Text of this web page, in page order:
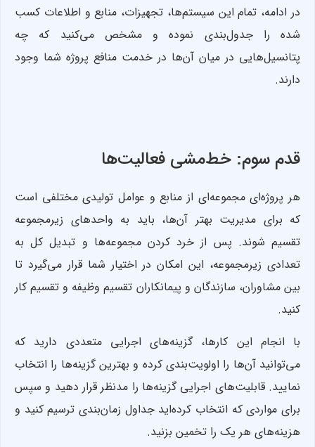
در ادامه، تمام این سیستم‌ها، تجهیزات، منابع و اطلاعات کسب
شده را جدول‌بندی نموده و مشخص می‌کنید که چه
پتانسیل‌هایی در میان آن‌ها در خدمت منافع پروژه شما وجود
دارند.
قدم سوم: خط‌مشی فعالیت‌ها
هر پروژه‌ای مجموعه‌ای از منابع و عوامل تولیدی مختلفی است
که برای مدیریت بهتر آن‌ها، باید به واحدهای زیرمجموعه
تقسیم شوند. پس از خرد کردن مجموعه‌ها و تبدیل کل به
تعدادی زیرمجموعه، این امکان در اختیار شما قرار می‌گیرد تا
بین مشاوران، سازندگان و پیمانکاران تقسیم وظیفه و تقسیم کار
کنید.
با انجام این کارها، گزینه‌های اجرایی متعددی دارید که
می‌توانید آن‌ها را اولویت‌بندی کرده و بهترین گزینه‌ها را انتخاب
نمایید. قابلیت‌های اجرایی گزینه‌ها را مدنظر قرار دهید و سپس
برای مواردی که انتخاب کرده‌اید جداول زمان‌بندی ترسیم کنید و
هزینه‌های هر یک را تخمین بزنید.